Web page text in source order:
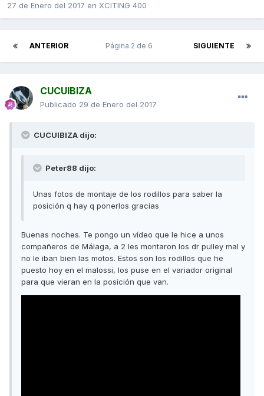
27 de Enero del 2017 en XCITING 400
ANTERIOR SIGUIENTE
Página 2 de 6
CUCUIBIZA
Publicado 29 de Enero del 2017
CUCUIBIZA dijo:
Peter88 dijo:
Unas fotos de montaje de los rodillos para saber la
posición q hay q ponerlos gracias
Buenas noches. Te pongo un vídeo que le hice a unos
compañeros de Málaga, a 2 les montaron los dr pulley mal y
no le iban bien las motos. Estos son los rodillos que he
puesto hoy en el malossi, los puse en el variador original
para que vieran en la posición que van.